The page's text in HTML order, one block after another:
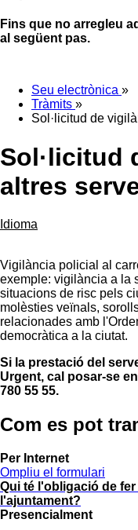
Fins que no arregleu
al següent pas.
Seu electrònica »
Tràmits »
Sol·licitud de
Sol·licitud
altres
Idioma
Vigilància policial al
exemple: vigilància a la
situacions de risc pels
molèsties veïnals,
relacionades amb
democràtica a la ciutat.
Si la prestació del
Urgent, cal posar-se
780 55 55.
Com es pot
Per Internet
Ompliu el formulari
Qui té l'obligació de
l'ajuntament?
Presencialment